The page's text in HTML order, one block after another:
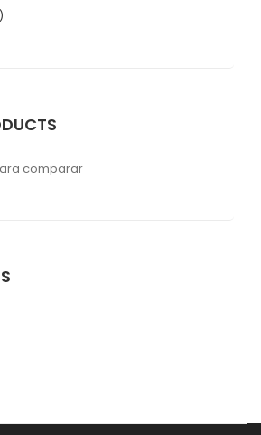
comparar